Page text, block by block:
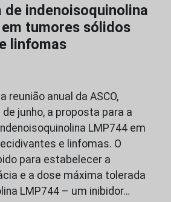
de indenoisoquinolina
tumores sólidos
linfomas
reunião anual da ASCO,
junho, a proposta para a
LMP744 em
e linfomas. O
para estabelecer a
e a dose máxima tolerada
LMP744 – um inibidor…